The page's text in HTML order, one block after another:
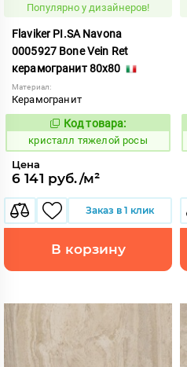
Популярно у дизайнеров!
Flaviker PI.SA Navona
0005927 Bone Vein Ret
керамогранит 80x80
Материал:
Керамогранит
825957
Код товара:
кристалл тяжелой росы
Цена
6 141 руб./м²
Заказ в 1 клик
В корзину